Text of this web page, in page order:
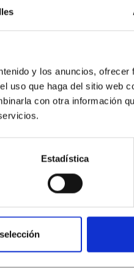
y los anuncios, ofrecer
uso que haga del sitio web
con otra información
Estadística
Bienes inmuebles
El Instituto de Astrofísica
Tenerife: la sede central
y otras 2 en la isla de La
Breña Alta y el